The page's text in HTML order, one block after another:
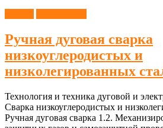
Ручная дуговая сварка
низкоуглеродистых и
низколегированных
Технология и техника дуговой и
Сварка низкоуглеродистых и
Ручная дуговая сварка 1.2.